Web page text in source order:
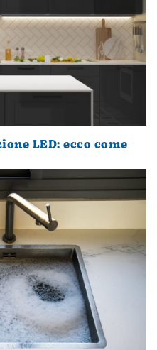
LED: ecco come